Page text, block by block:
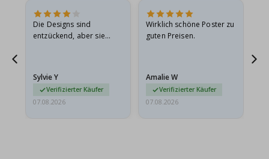
Die Designs sind
entzückend, aber sie
sie…
Sylvie Y
Verifizierter Käufer
07.08.2026
Wirklich schöne Poster zu
guten Preisen.
Amalie W
Verifizierter Käufer
07.08.2026